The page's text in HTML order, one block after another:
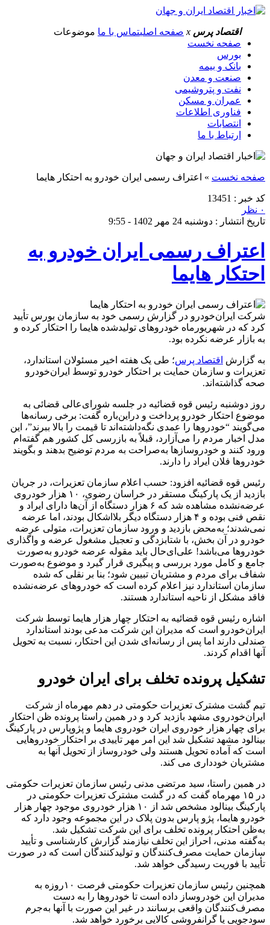
اقتصاد پرس x صفحه اصلیتماس با ما موضوعات
صفحه نخست
بورس
بانک و بیمه
صنعت و معدن
نفت و پتروشیمی
عمران و مسکن
فناوری اطلاعات
انتصابات
ارتباط با ما
صفحه نخست » اعتراف رسمی ایران خودرو به احتکار هایما
کد خبر : 13451
۰ نظر
تاریخ انتشار : دوشنبه 24 مهر 1402 - 9:55
اعتراف رسمی ایران خودرو به
احتکار هایما
شرکت ایران‌خودرو در گزارش رسمی خود به سازمان بورس تأیید
کرد که در شهریورماه خودروهای تولیدشده هایما را احتکار کرده و
به بازار عرضه نکرده بود.
به گزارش اقتصاد پرس؛ طی یک هفته اخیر مسئولان استاندارد،
تعزیرات و سازمان حمایت بر احتکار خودرو توسط ایران‌خودرو
صحه گذاشته‌اند.
روز دوشنبه رئیس قوه قضائیه در جلسه شورای‌عالی قضائی به
موضوع احتکار خودرو پرداخت و دراین‌باره گفت: برخی رسانه‌ها
می‌گویند “خودروها را عمدی نگه‌داشته‌اند تا قیمت را بالا ببرند”، این
مدل اخبار مردم را می‌آزارد، قبلاً به بازرسی کل کشور هم گفته‌ام
ورود کنند و خودروسازها به‌صراحت به مردم توضیح بدهند و بگویند
خودروها فلان ایراد را دارند.
رئیس قوه قضائیه افزود: حسب اعلام سازمان تعزیرات، در جریان
بازدید از یک پارکینگ مستقر در خراسان رضوی، ۱۰ هزار خودروی
عرضه‌نشده مشاهده شد که ۶ هزار دستگاه از آن‌ها دارای ایراد و
نقص فنی بوده و ۴ هزار دستگاه دیگر بلااشکال بودند، اما عرضه
نمی‌شدند؛ به‌محض بازدید و ورود سازمان تعزیرات، متولی عرضه
خودرو در آن بخش، با شتابزدگی و تعجیل مشغول عرضه و واگذاری
خودرو‌ها می‌باشد! علی‌ای‌حال باید مقوله عرضه خودرو به‌صورت
جامع و کامل مورد بررسی و پیگیری قرار گیرد و موضوع به‌صورت
شفاف برای مردم و مشتریان تبیین شود؛ بنا بر نقلی که شده
سازمان استاندارد نیز اعلام کرده است که خودرو‌های عرضه‌نشده
فاقد مشکل از ناحیه استاندارد هستند.
اشاره رئیس قوه قضائیه به احتکار چهار هزار هایما توسط شرکت
ایران‌خودرو است که مدیران این شرکت مدعی بودند استاندارد
صندلی دارند اما پس از رسانه‌ای شدن این احتکار، نسبت به تحویل
آنها اقدام کردند.
تشکیل پرونده تخلف برای ایران خودرو
تیم گشت مشترک تعزیرات حکومتی در دهم مهرماه از شرکت
ایران‌خودروی مشهد بازدید کرد و در همین راستا پرونده ظن احتکار
برای چهار هزار خودروی ایران خودروی هایما و پژوپارس در پارکینگ
بینالود مشهد تشکیل شد این امر مهر تاییدی بر احتکار خودروهایی
است که آماده تحویل هستند ولی خودروساز از تحویل آنها به
مشتریان خودداری می کند.
در همین راستا، سید مرتضی مدنی رئیس سازمان تعزیرات حکومتی
در ۱۵ مهرماه گفت که در گشت مشترک تعزیرات حکومتی در
پارکینگ بینالود مشخص شد از ۱۰ هزار خودروی موجود چهار هزار
خودرو هایما، پژو پارس بدون پلاک در این مجموعه وجود دارد که
به‌ظن احتکار پرونده تخلف برای این شرکت تشکیل شد.
به‌گفته مدنی، احراز این تخلف نیازمند گزارش کارشناسی و تأیید
سازمان حمایت مصرف‌کنندگان و تولیدکنندگان است که در صورت
تأیید با فوریت رسیدگی خواهد شد.
همچنین رئیس سازمان تعزیرات حکومتی فرصت ۱۰روزه به
مدیران این خودروساز داده است تا خودروها را به دست
مصرف‌کنندگان واقعی برسانند در غیر این صورت با آنها به‌جرم
سودجویی یا گرانفروشی کالایی برخورد خواهد شد.